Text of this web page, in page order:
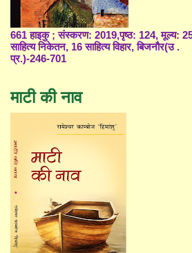
661 हाइकु ; संस्करण: 2019,पृष्ठ: 124, मूल्य:
साहित्य निकेतन, 16 साहित्य विहार, बिजनौर(उ .
प्र.)-246-701
माटी की नाव